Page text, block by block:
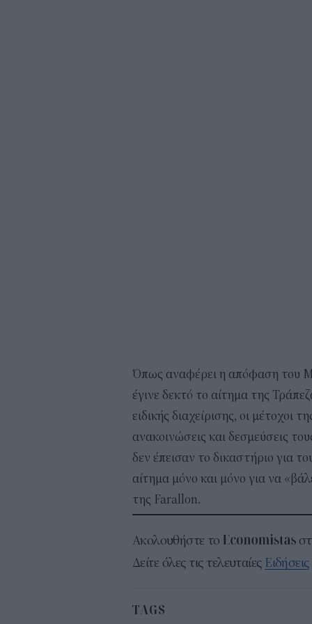
Όπως αναφέρει η απόφαση του
έγινε δεκτό το αίτημα της
ειδικής διαχείρισης, οι μέτοχοι
ανακοινώσεις και δεσμεύσεις
δεν έπεισαν το δικαστήριο για
αίτημα μόνο και μόνο για να
της Farallon.
Ακολουθήστε το
Δείτε όλες τις τελευταίες Ειδήσεις
TAGS